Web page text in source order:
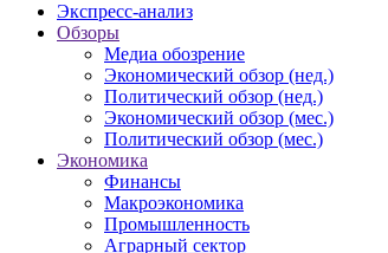
Экспресс-анализ
Обзоры
Медиа обозрение
Экономический обзор (нед.)
Политический обзор (нед.)
Экономический обзор (мес.)
Политический обзор (мес.)
Экономика
Финансы
Макроэкономика
Промышленность
Аграрный сектор